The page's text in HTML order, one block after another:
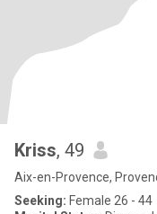
Kriss, 49
Aix-en-Provence,
Seeking: Female 26 - 44